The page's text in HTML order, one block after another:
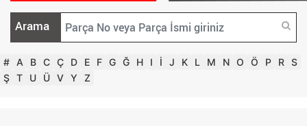
Arama
# A B C Ç D E F G Ğ H I İ J K L M N O Ö P R S
Ş T U Ü V Y Z